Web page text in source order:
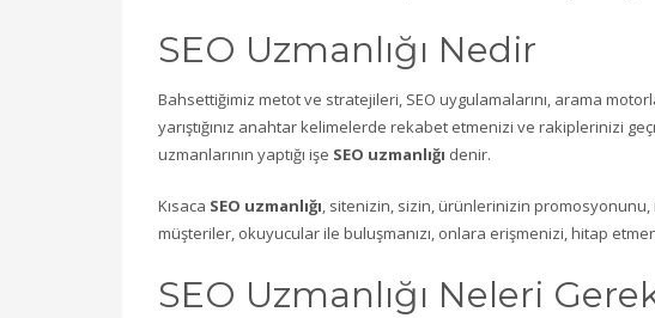
SEO Uzmanlığı Nedir
Bahsettiğimiz metot ve stratejileri, SEO uygulamalarını, arama
yarıştığınız anahtar kelimelerde rekabet etmenizi ve rakiplerinizi
uzmanlarının yaptığı işe SEO uzmanlığı denir.
Kısaca SEO uzmanlığı, sitenizin, sizin, ürünlerinizin promosyonunu,
müşteriler, okuyucular ile buluşmanızı, onlara erişmenizi, hitap
SEO Uzmanlığı Neleri